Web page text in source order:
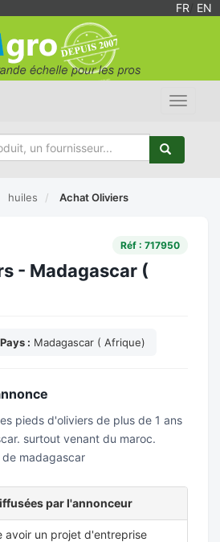
FR EN
Toggle
huiles Achat Oliviers
Réf : 717950
- Madagascar (
Pays : Madagascar ( Afrique)
pieds d'oliviers de plus de 1 ans
surtout venant du maroc.
madagascar
par l'annonceur
avoir un projet d'entreprise